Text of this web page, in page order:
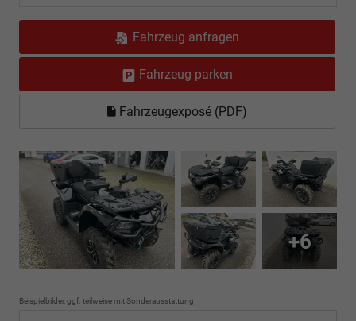
Fahrzeug anfragen
Fahrzeug parken
Fahrzeugexposé (PDF)
+6
Beispielbilder, ggf. teilweise mit Sonderausstattung